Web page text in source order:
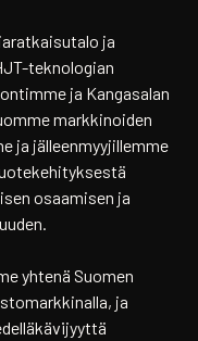
ja
teknologian
ja Kangasalan
markkinoiden
ja jälleenmyyjillemme
osaamisen ja
yhtenä Suomen
ja